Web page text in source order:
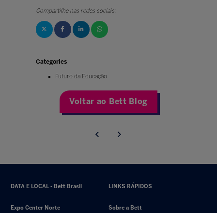
Compartilhe nas redes sociais:
Categories
Futuro da Educação
Voltar ao Bett Blog
DATA E LOCAL - Bett Brasil
Expo Center Norte
LINKS RÁPIDOS
Sobre a Bett